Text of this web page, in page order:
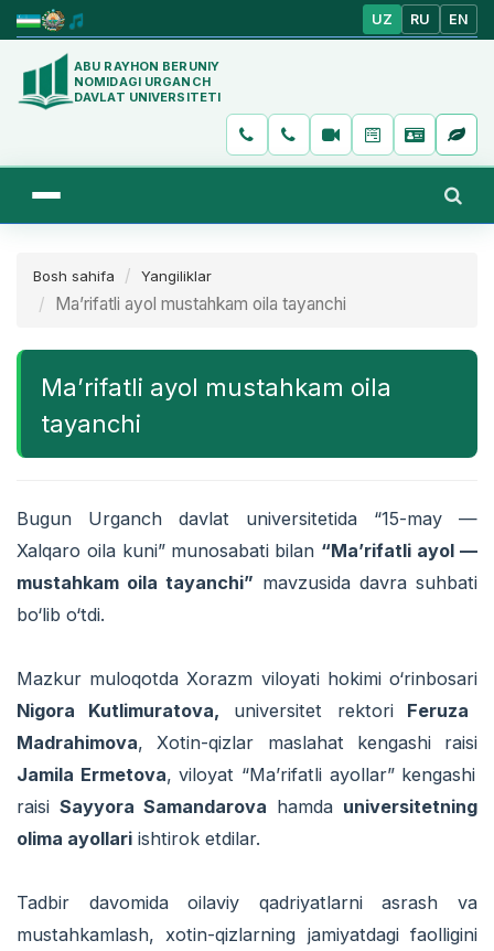
UZ RU EN
ABU RAYHON BERUNIY
NOMIDAGI URGANCH
DAVLAT UNIVERSITETI
Bosh sahifa Yangiliklar
Ma’rifatli ayol mustahkam oila tayanchi
Ma’rifatli ayol mustahkam oila
tayanchi
Bugun Urganch davlat universitetida “15-may —
Xalqaro oila kuni” munosabati bilan “Ma’rifatli ayol —
mustahkam oila tayanchi” mavzusida davra suhbati
bo‘lib o‘tdi.
Mazkur muloqotda Xorazm viloyati hokimi o‘rinbosari
Nigora Kutlimuratova, universitet rektoriFeruza
Madrahimova, Xotin-qizlar maslahat kengashi raisi
Jamila Ermetova, viloyat “Ma’rifatli ayollar” kengashi
raisi Sayyora Samandarova hamda universitetning
olima ayollari ishtirok etdilar.
Tadbir davomida oilaviy qadriyatlarni asrash va
mustahkamlash, xotin-qizlarning jamiyatdagi faolligini